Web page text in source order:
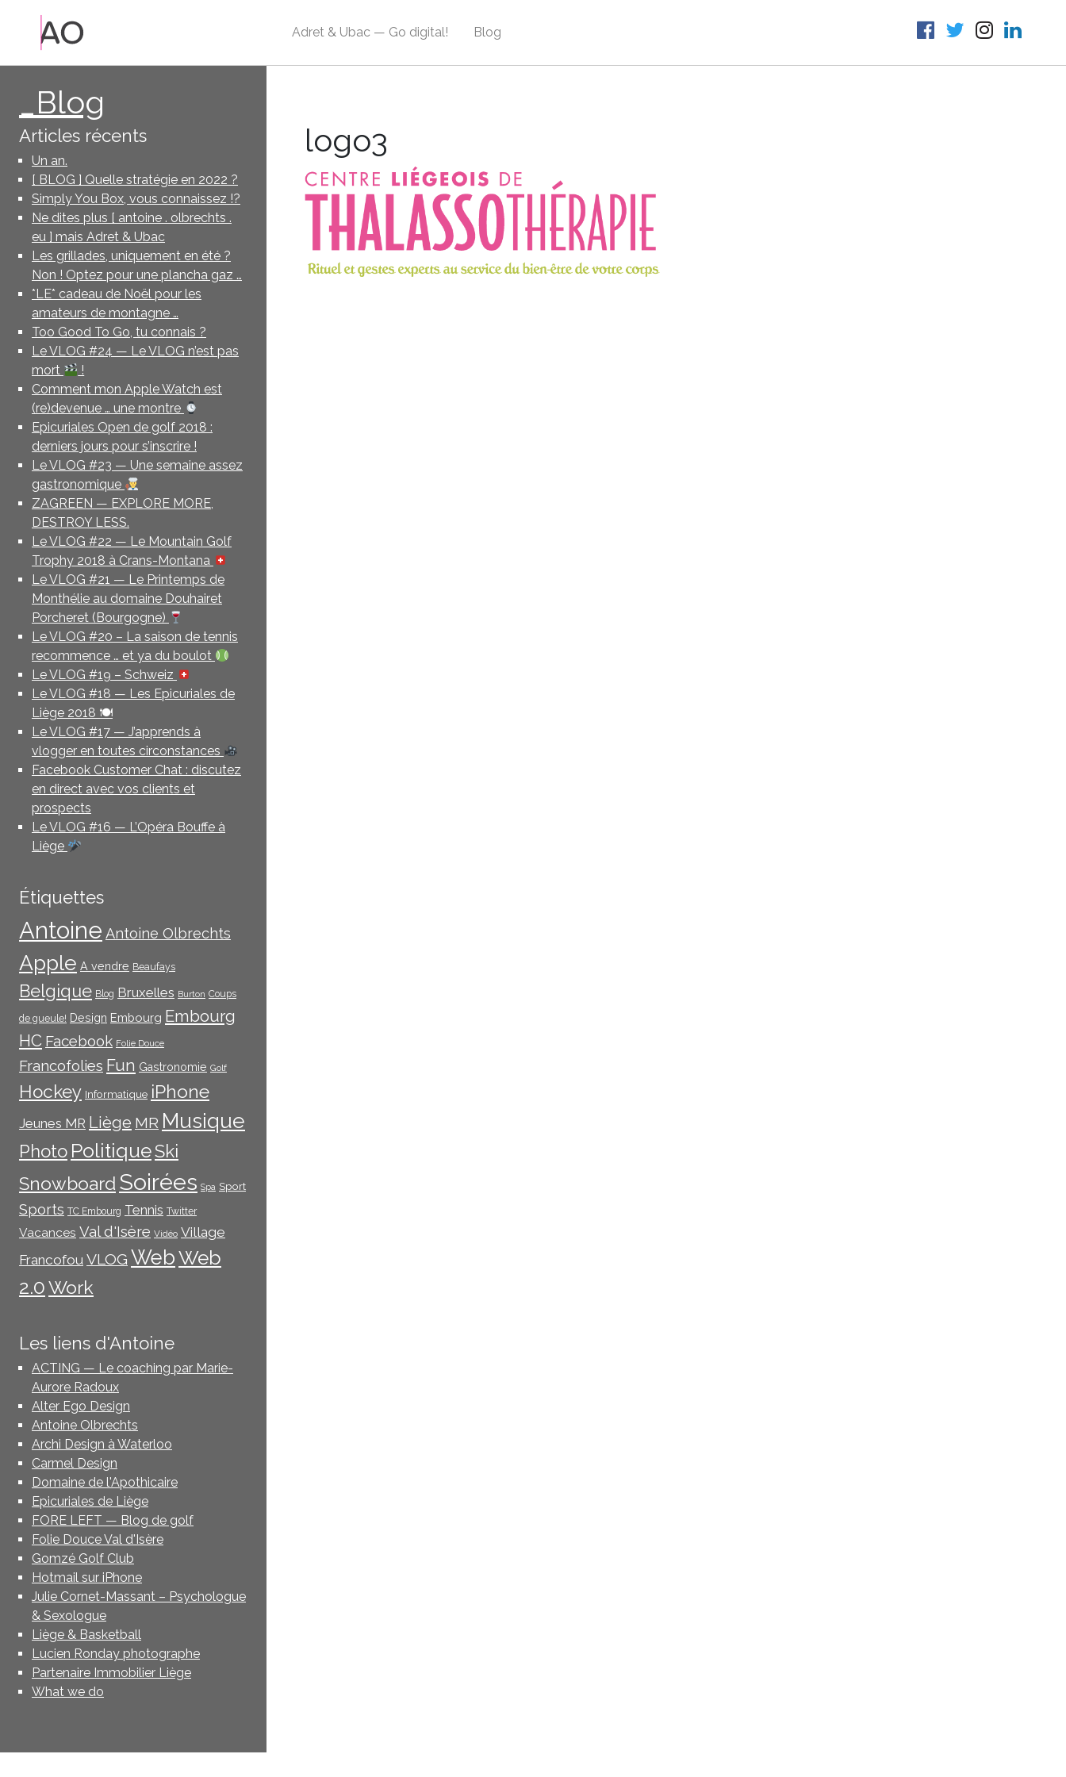
Adret & Ubac — Go digital! Blog
_Blog
Articles récents
Un an.
[ BLOG ] Quelle stratégie en 2022 ?
Simply You Box, vous connaissez !?
Ne dites plus [ antoine . olbrechts .
eu ] mais Adret & Ubac
Les grillades, uniquement en été ?
Non ! Optez pour une plancha gaz …
*LE* cadeau de Noël pour les
amateurs de montagne …
Too Good To Go, tu connais ?
Le VLOG #24 — Le VLOG n’est pas
mort
!
Comment mon Apple Watch est
(re)devenue … une montre
Epicuriales Open de golf 2018 :
derniers jours pour s’inscrire !
Le VLOG #23 — Une semaine assez
gastronomique
ZAGREEN — EXPLORE MORE,
DESTROY LESS.
Le VLOG #22 — Le Mountain Golf
Trophy 2018 à Crans-Montana
Le VLOG #21 — Le Printemps de
Monthélie au domaine Douhairet
Porcheret (Bourgogne)
Le VLOG #20 – La saison de tennis
recommence … et ya du boulot
Le VLOG #19 – Schweiz
Le VLOG #18 — Les Epicuriales de
Liège 2018 🍽
Le VLOG #17 — J’apprends à
vlogger en toutes circonstances
Facebook Customer Chat : discutez
en direct avec vos clients et
prospects
Le VLOG #16 — L’Opéra Bouffe à
Liège
Étiquettes
Antoine Antoine Olbrechts
Apple A vendre Beaufays
Belgique Blog Bruxelles Burton Coups
de gueule! Design Embourg Embourg
HC Facebook Folie Douce
Francofolies Fun Gastronomie Golf
Hockey Informatique iPhone
Jeunes MR Liège MR Musique
Photo PolitiqueSki
Snowboard Soirées Spa Sport
Sports TC Embourg Tennis Twitter
Vacances Val d'Isère Vidéo Village
Francofou VLOG WebWeb
2.0Work
Les liens d'Antoine
ACTING — Le coaching par Marie-
Aurore Radoux
Alter Ego Design
Antoine Olbrechts
Archi Design à Waterloo
Carmel Design
Domaine de l'Apothicaire
Epicuriales de Liège
FORE LEFT — Blog de golf
Folie Douce Val d'Isère
Gomzé Golf Club
Hotmail sur iPhone
Julie Cornet-Massant – Psychologue
& Sexologue
Liège & Basketball
Lucien Ronday photographe
Partenaire Immobilier Liège
What we do
lelogo3